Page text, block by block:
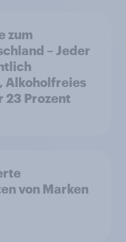
zum
– Jeder
Alkoholfreies
23 Prozent
von Marken